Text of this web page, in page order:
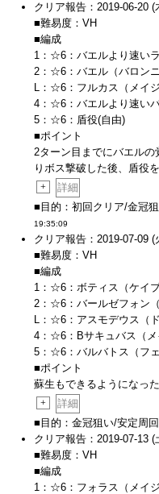
クリア報告：2019-06-20 (
■難易度：VH
■編成
1：☆6：バエルより速い
2：☆6：バエル（バロンニ
L：☆6：フルカス（メイジ
4：☆6：バエルより速い
5：☆6：盾役(自由)
■ポイント
2ターン目までにバエル
りボス撃破した後、盾役
+
詳細
■目的：初回クリア/金冠
19:35:09
クリア報告：2019-07-09 (
■難易度：VH
■編成
1：☆6：ボティス（ケイブ
2：☆6：バールゼフォン（
L：☆6：アスモデウス（ド
4：☆6：Bサキュバス（メ
5：☆6：バルバトス（フェ
■ポイント
蘇生もできるようになっ
+
詳細
■目的：金冠狙い/安定周
クリア報告：2019-07-13 (
■難易度：VH
■編成
1：☆6：フォラス（メイジ